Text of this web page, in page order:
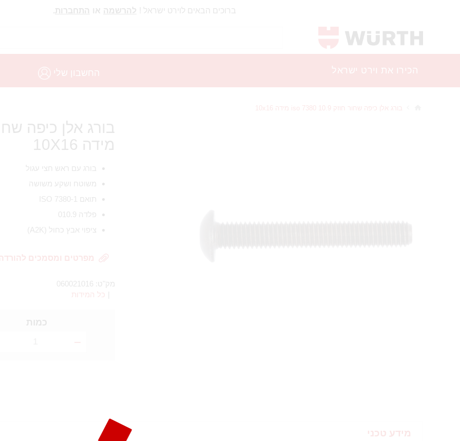
ברוכים הבאים לוירט ישראל ! להרשמה או התחברות.
הכירו את וירט ישראל החשבון שלי
בורג אלן כיפה שחור חוזק 10.9 iso 7380 מידה 10x16
מידה 10X16
בורג עם ראש חצי עגול
משוטח ושקע משושה
תואם ISO 7380-1
פלדה 010.9
ציפוי אבץ כחול (A2K)
מפרטים ומסמכים להורדה
מק"ט:
060021016
כל המידות
מידע טכני